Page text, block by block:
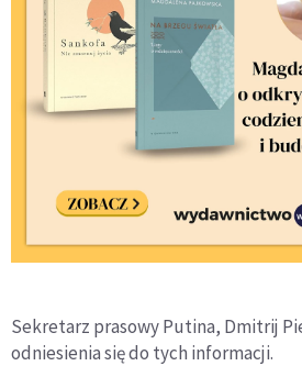
Sekretarz prasowy Putina, Dmitrij
odniesienia się do tych informacji.